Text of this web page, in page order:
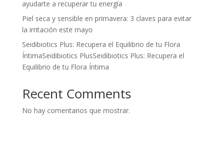
ayudarte a recuperar tu energía
Piel seca y sensible en primavera: 3 claves para evitar
la irritación este mayo
Seidibiotics Plus: Recupera el Equilibrio de tu Flora
ÍntimaSeidibiotics PlusSeidibiotics Plus: Recupera el
Equilibrio de tu Flora Íntima
Recent Comments
No hay comentarios que mostrar.